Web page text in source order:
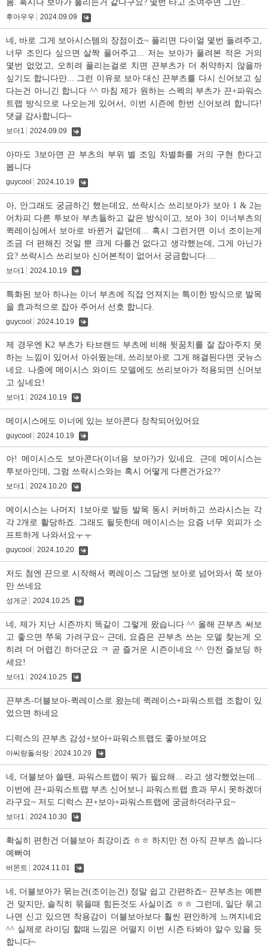
봄. 혹시나 보아가 풀리는거 같다구요? 몇번 타고 조여주면 그만..
후아우우 2024.09.09
네, 바로 그게 보아시스템의 장점이죠~ 풀리면 다이얼 몇번 돌려주고,
너무 조인다 싶으면 살짝 풀어주고... 저는 보아가 풀려본 적은 거의
몇번 없었고, 오히려 풀리는걸로 치면 끈부츠가 더 취약하지 않을까
싶기도 합니다만... 그런 이유로 보아 대신 끈부츠를 다시 신어보고 싶
다는건 아니긴 합니다 ^^ 마침 제가 원하는 스펙의 부츠가 끈+파워스
트랩 방식으로 나오는게 있어서, 이번 시즌에 한번 신어보려 합니다!
댓글 감사합니다~
보더1 2024.09.09
아마도 3보아면 끈 부츠의 부위 별 조임 차별화를 거의 구현 한다고
봅니다
guycool 2024.10.19
아, 안그래도 궁금하긴 했는데요, 쓰락시스 쓰리보아가 보아 1 & 2는
어차피 다른 투보아 부츠들하고 같은 방식이고, 보아 3이 이너부츠의
퀵레이싱에서 보아로 바뀐거 같던데... 혹시 그런거면 이너 조이는게
조금 더 편해진 것일 뿐 크게 다를건 없다고 생각했는데, 그게 아닌가
요? 쓰락시스 쓰리보아 신어본적이 없어서 궁금합니다....
보더1 2024.10.19
특화된 보아 하나는 이너 부츠에 직접 언져지는 특이한 방식으로 발목
을 효과적으로 잡아 주어서 선호 합니다.
guycool 2024.10.19
글
제 경우엔 K2 부츠가 타브랜드 부츠에 비해 뒷꿈치를 잘 잡아주지 못
하는 느낌이 있어서 아쉬웠는데, 쓰리보아로 그게 해결된다면 굿뉴스
네요. 나중에 메이시스 와이드 모델에도 쓰리보아가 적용되면 신어보
고 싶네요!
보더1 2024.10.19
메이시스에도 이너에 있는 보아콘다 장착되어있어요
guycool 2024.10.19
글
아! 메이시스도 보아콘다(이너용 보아?)가 있네요. 근데 메이시스는
투보아인데, 그럼 쓰락시스와는 혹시 어떻게 다른건가요??
보더1 2024.10.20
메이시스는 나머지 1보아로 발등 발목 동시 커버하고 쓰라시스는 각
각 2개로 활당하죠. 그래도 될듯한데 메이시스는 요즘 너무 외피가 소
프트하게 나와서요ㅜㅜ
guycool 2024.10.20
저도 첨엔 끈으로 시작해서 퀵레이스 그담엔 보아로 넘어와서 쭉 보아
만 쓰네요
성게군 2024.10.25
네, 제가 지난 시즌까지 똑같이 그렇게 왔습니다 ^^ 올해 끈부츠 써보
고 좋으면 쭈욱 가려구요~ 근데, 요즘은 끈부츠 쓰는 모델 찾는게 오
히려 더 어렵긴 하더군요 ㅋ 곧 즐거운 시즌이네요 ^^ 안전 즐보딩 하
세요!
보더1 2024.10.25
끈부츠-더블보아-퀵레이스로 왔는데 퀵레이스+파워스트랩 조합이 있
었으면 하네요
디럭스의 끈부츠 감성+보아+파워스트랩도 좋아보여요
아씨랑돌쇠랑 2024.10.29
네, 더블보아 쓸땐, 파워스트랩이 뭐가 필요해... 라고 생각했었는데...
이번에 끈+파워스트랩 부츠 신어보니 파워스트랩 효과 무시 못하겠더
라구요~ 저도 디럭스 끈+보아+파워스트랩에 궁금하더라구요~
보더1 2024.10.30
확실히 편한건 더블보아 최강이죠 ㅎㅎ 하지만 전 아직 끈부츠 씁니다
예뻐여
버몬트 2024.11.01
네, 더블보아가 묶는건(조이는건) 정말 쉽고 간편하죠~ 끈부츠는 예쁜
건 맞지만, 솔직히 묶을때 힘든것도 사실이죠 ㅎㅎ 그런데, 일단 묶고
나면 신고 있으면 착용감이 더블보아보다 훨씬 편안하게 느껴지네요
^^ 실제로 라이딩 할때 느낌은 어떨지 이번 시즌 타봐야 알수 있을 듯
합니다~